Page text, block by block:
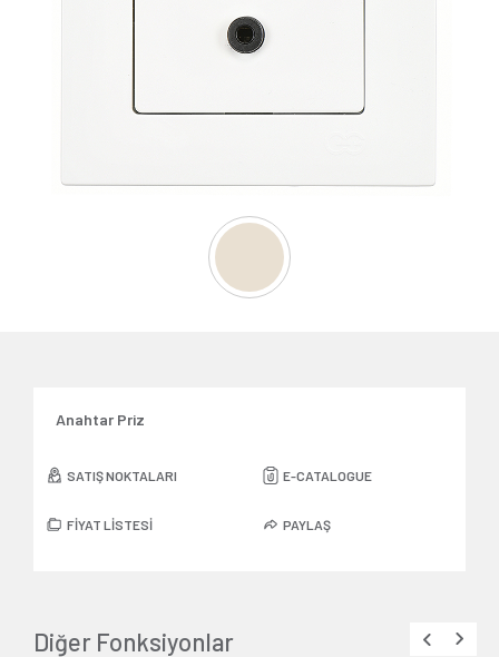
Anahtar Priz
SATIŞ NOKTALARI E-CATALOGUE
FİYAT LİSTESİ PAYLAŞ
Diğer Fonksiyonlar